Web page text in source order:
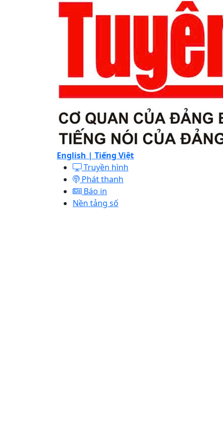
English | Tiếng Việt
Truyền hình
Phát thanh
Báo in
Nền tảng số